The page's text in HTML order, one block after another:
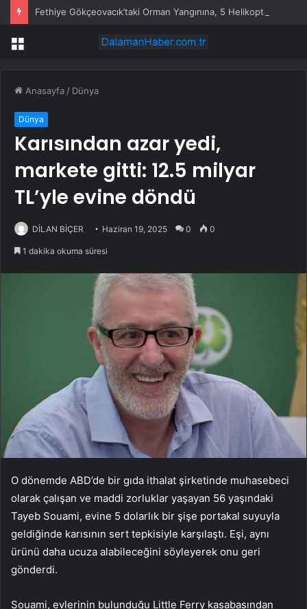
Menü
Anasayfa / Dünya
Dünya
Karısından azar yedi,
markete gitti: 12.5 milyar
TL’yle evine döndü
DİLAN BİÇER Haziran 19, 2025 0 0
1 dakika okuma süresi
O dönemde ABD’de bir gıda ithalat şirketinde muhasebeci
olarak çalışan ve maddi zorluklar yaşayan 56 yaşındaki
Tayeb Souami, evine 5 dolarlık bir şişe portakal suyuyla
geldiğinde karısının sert tepkisiyle karşılaştı. Eşi, aynı
ürünü daha ucuza alabileceğini söyleyerek onu geri
gönderdi.
Souami, evlerinin bulunduğu Little Ferry kasabasından